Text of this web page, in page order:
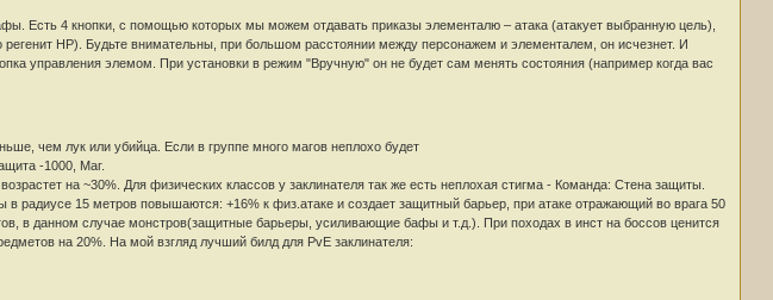
Есть 4 кнопки, с помощью которых мы можем отдавать приказы элементалю – атака (атакует выбранную цель),
HP). Будьте внимательны, при большом расстоянии между персонажем и элементалем, он исчезнет. И
управления элемом. При установки в режим "Вручную" он не будет сам менять состояния (например когда вас
чем лук или убийца. Если в группе много магов неплохо будет
-1000, Маг.
на ~30%. Для физических классов у заклинателя так же есть неплохая стигма - Команда: Стена защиты.
радиусе 15 метров повышаются: +16% к физ.атаке и создает защитный барьер, при атаке отражающий во врага 50
в данном случае монстров(защитные барьеры, усиливающие бафы и т.д.). При походах в инст на боссов ценится
на 20%. На мой взгляд лучший билд для PvE заклинателя: